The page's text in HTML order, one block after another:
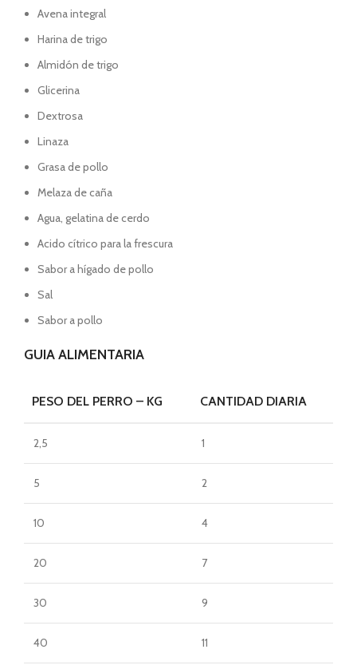
Avena integral
Harina de trigo
Almidón de trigo
Glicerina
Dextrosa
Linaza
Grasa de pollo
Melaza de caña
Agua, gelatina de cerdo
Acido cítrico para la frescura
Sabor a hígado de pollo
Sal
Sabor a pollo
GUIA ALIMENTARIA
PESO DEL PERRO – KG CANTIDAD DIARIA
2,5 1
5 2
10 4
20 7
30 9
40 11